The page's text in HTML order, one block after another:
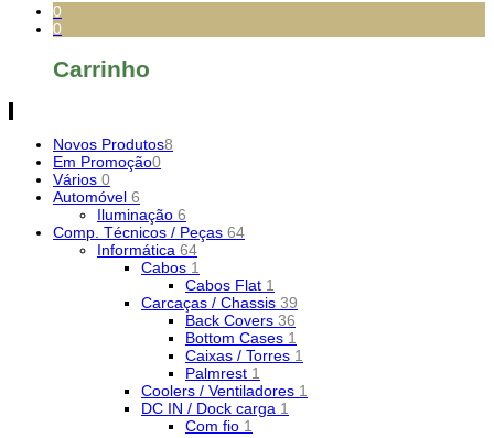
0
0
Carrinho
Novos Produtos8
Em Promoção0
Vários 0
Automóvel 6
Iluminação 6
Comp. Técnicos / Peças 64
Informática 64
Cabos 1
Cabos Flat 1
Carcaças / Chassis 39
Back Covers 36
Bottom Cases 1
Caixas / Torres 1
Palmrest 1
Coolers / Ventiladores 1
DC IN / Dock carga 1
Com fio 1